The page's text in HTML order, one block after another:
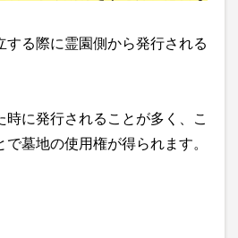
する際に霊園側から発行される
時に発行されることが多く、こ
墓地の使用権が得られます。